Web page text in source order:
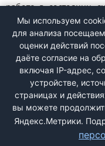
работе в состоянии
крайне проблемная
не возвращает,
под следствием, и ему ...
Мы используем
для анализа
оценки действий
даёте согласие на
включая IP-адрес,
устройстве,
страницах и
вы можете
Яндекс.Метрики.